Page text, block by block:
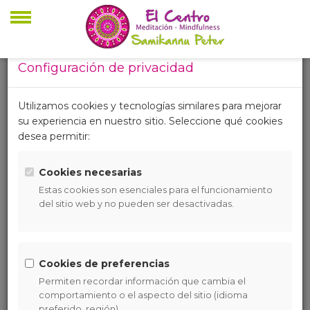
BLOG
Configuración de privacidad
Utilizamos cookies y tecnologías similares para mejorar
su experiencia en nuestro sitio. Seleccione qué cookies
desea permitir:
Cookies necesarias
Estas cookies son esenciales para el funcionamiento
del sitio web y no pueden ser desactivadas.
Cookies de preferencias
Permiten recordar información que cambia el
comportamiento o el aspecto del sitio (idioma